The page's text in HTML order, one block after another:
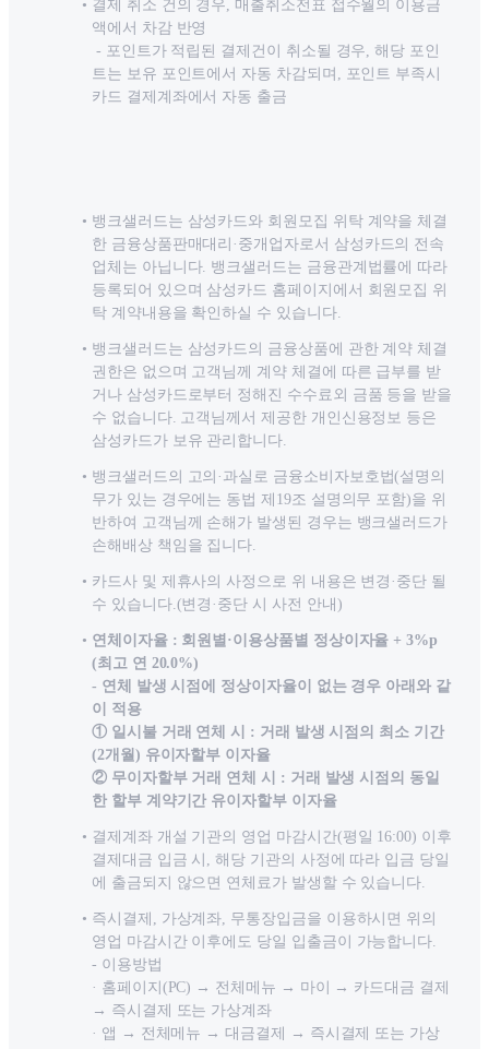
결제 취소 건의 경우, 매출취소전표 접수월의 이용금
액에서 차감 반영
- 포인트가 적립된 결제건이 취소될 경우, 해당 포인
트는 보유 포인트에서 자동 차감되며, 포인트 부족시
카드 결제계좌에서 자동 출금
뱅크샐러드는 삼성카드와 회원모집 위탁 계약을 체결
한 금융상품판매대리·중개업자로서 삼성카드의 전속
업체는 아닙니다. 뱅크샐러드는 금융관계법률에 따라
등록되어 있으며 삼성카드 홈페이지에서 회원모집 위
탁 계약내용을 확인하실 수 있습니다.
뱅크샐러드는 삼성카드의 금융상품에 관한 계약 체결
권한은 없으며 고객님께 계약 체결에 따른 급부를 받
거나 삼성카드로부터 정해진 수수료외 금품 등을 받을
수 없습니다. 고객님께서 제공한 개인신용정보 등은
삼성카드가 보유 관리합니다.
뱅크샐러드의 고의·과실로 금융소비자보호법(설명의
무가 있는 경우에는 동법 제19조 설명의무 포함)을 위
반하여 고객님께 손해가 발생된 경우는 뱅크샐러드가
손해배상 책임을 집니다.
카드사 및 제휴사의 사정으로 위 내용은 변경·중단 될
수 있습니다.(변경·중단 시 사전 안내)
연체이자율 : 회원별·이용상품별 정상이자율 + 3%p
(최고 연 20.0%)
- 연체 발생 시점에 정상이자율이 없는 경우 아래와 같
이 적용
① 일시불 거래 연체 시 : 거래 발생 시점의 최소 기간
(2개월) 유이자할부 이자율
② 무이자할부 거래 연체 시 : 거래 발생 시점의 동일
한 할부 계약기간 유이자할부 이자율
결제계좌 개설 기관의 영업 마감시간(평일 16:00) 이후
결제대금 입금 시, 해당 기관의 사정에 따라 입금 당일
에 출금되지 않으면 연체료가 발생할 수 있습니다.
즉시결제, 가상계좌, 무통장입금을 이용하시면 위의
영업 마감시간 이후에도 당일 입출금이 가능합니다.
- 이용방법
· 홈페이지(PC) → 전체메뉴 → 마이 → 카드대금 결제
→ 즉시결제 또는 가상계좌
· 앱 → 전체메뉴 →대금결제 → 즉시결제 또는 가상